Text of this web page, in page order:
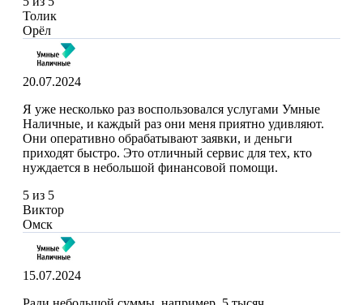
Толик
Орёл
20.07.2024
Я уже несколько раз воспользовался услугами Умные
Наличные, и каждый раз они меня приятно удивляют.
Они оперативно обрабатывают заявки, и деньги
приходят быстро. Это отличный сервис для тех, кто
нуждается в небольшой финансовой помощи.
5 из 5
Виктор
Омск
15.07.2024